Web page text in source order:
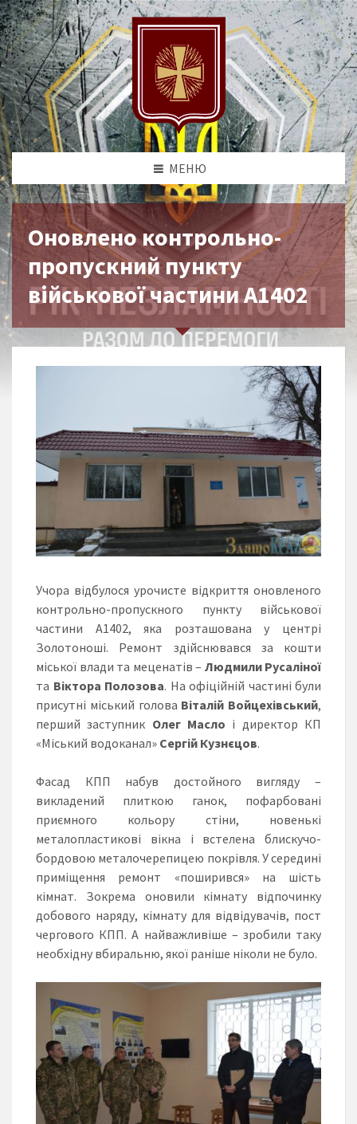
МЕНЮ
Оновлено контрольно-
пропускний пункту
військової частини А1402
Учора відбулося урочисте відкриття оновленого
контрольно-пропускного пункту військової
частини А1402, яка розташована у центрі
Золотоноші. Ремонт здійснювався за кошти
міської влади та меценатів – Людмили Русаліної
та Віктора Полозова. На офіційній частині були
присутні міський голова Віталій Войцехівський,
перший заступник Олег Масло і директор КП
«Міський водоканал» Сергій Кузнєцов.
Фасад КПП набув достойного вигляду –
викладений плиткою ганок, пофарбовані
приємного кольору стіни, новенькі
металопластикові вікна і встелена блискучо-
бордовою металочерепицею покрівля. У середині
приміщення ремонт «поширився» на шість
кімнат. Зокрема оновили кімнату відпочинку
добового наряду, кімнату для відвідувачів, пост
чергового КПП. А найважливіше – зробили таку
необхідну вбиральню, якої раніше ніколи не було.